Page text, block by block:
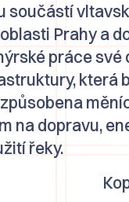
součástí
Prahy a
práce své
která
na dopravu,
řeky.